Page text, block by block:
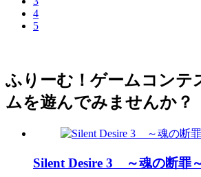
4
5
ふりーむ！ゲームコンテ
ムを遊んでみませんか？
Silent Desire 3 ～魂の断罪